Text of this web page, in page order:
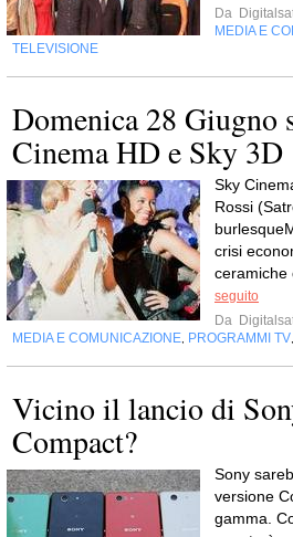
Da
MEDIA E
TELEVISIONE
Domenica 28 Giugno
Cinema HD e Sky 3D
Sky
Rossi
crisi
ceramiche
seguito
Da
MEDIA E COMUNICAZIONE PROGRAMMI TV
Vicino il lancio di
Compact?
Sony
versione
gamma.